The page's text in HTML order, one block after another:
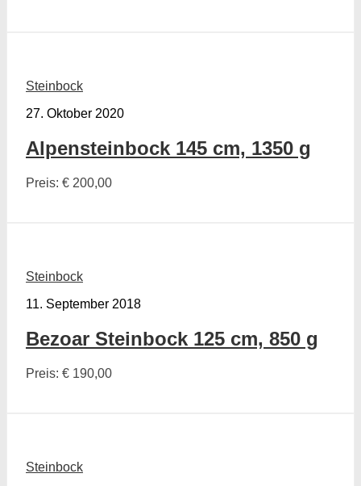
Steinbock
27. Oktober 2020
Alpensteinbock 145 cm, 1350 g
Preis: € 200,00
Steinbock
11. September 2018
Bezoar Steinbock 125 cm, 850 g
Preis: € 190,00
Steinbock